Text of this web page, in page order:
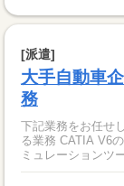
[派遣]
大手自動車
務
下記業務をお任せ
る業務 CATIA V6
ミュレーションツ